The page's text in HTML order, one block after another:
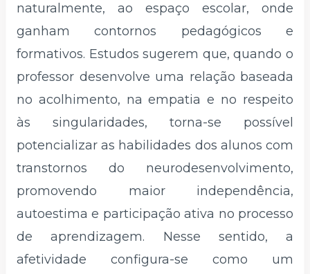
naturalmente, ao espaço escolar, onde
ganham contornos pedagógicos e
formativos. Estudos sugerem que, quando o
professor desenvolve uma relação baseada
no acolhimento, na empatia e no respeito
às singularidades, torna-se possível
potencializar as habilidades dos alunos com
transtornos do neurodesenvolvimento,
promovendo maior independência,
autoestima e participação ativa no processo
de aprendizagem. Nesse sentido, a
afetividade configura-se como um